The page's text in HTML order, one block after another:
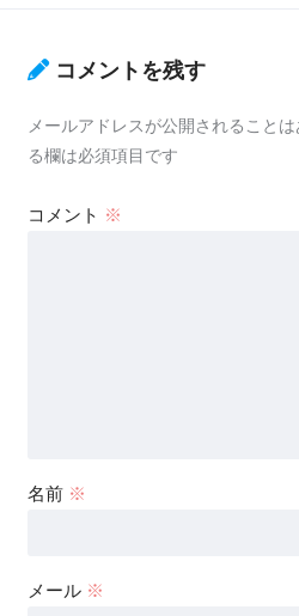
コメントを残す
メールアドレスが公開されることは
る欄は必須項目です
コメント ※
名前 ※
メール ※